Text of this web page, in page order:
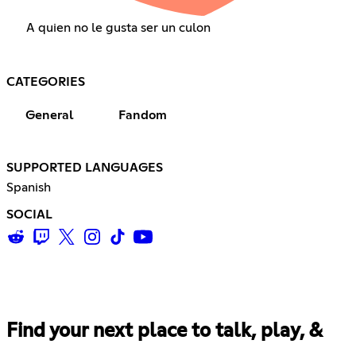
A quien no le gusta ser un culon
CATEGORIES
General Fandom
SUPPORTED LANGUAGES
Spanish
SOCIAL
Find your next place to talk, play, &